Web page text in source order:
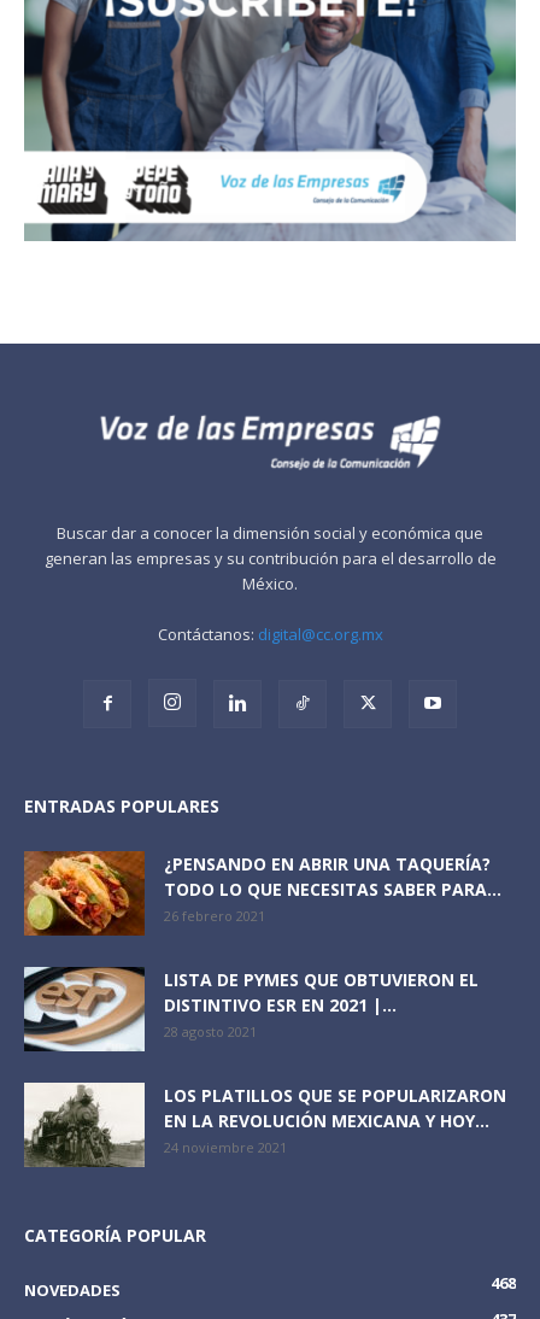
Buscar dar a conocer la dimensión social y económica que
generan las empresas y su contribución para el desarrollo de
México.
Contáctanos: digital@cc.org.mx
ENTRADAS POPULARES
¿PENSANDO EN ABRIR UNA TAQUERÍA?
TODO LO QUE NECESITAS SABER PARA...
26 febrero 2021
LISTA DE PYMES QUE OBTUVIERON EL
DISTINTIVO ESR EN 2021 |...
28 agosto 2021
LOS PLATILLOS QUE SE POPULARIZARON
EN LA REVOLUCIÓN MEXICANA Y HOY...
24 noviembre 2021
CATEGORÍA POPULAR
NOVEDADES
468